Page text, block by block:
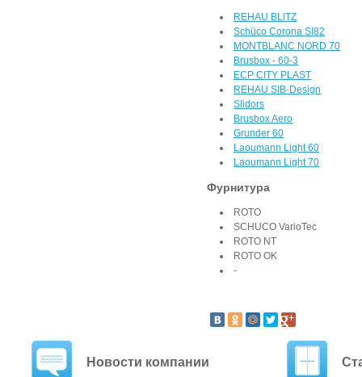
REHAU BLITZ
Sсhüco Corona SI82
MONTBLANC NORD 70
Brusbox - 60-3
ECP CITY PLAST
REHAU SIB-Design
Slidors
Brusbox Aero
Grunder 60
Laoumann Light 60
Laoumann Light 70
Фурнитура
ROTO
SCHUCO VarioTec
ROTO NT
ROTO OK
-
Новости компании